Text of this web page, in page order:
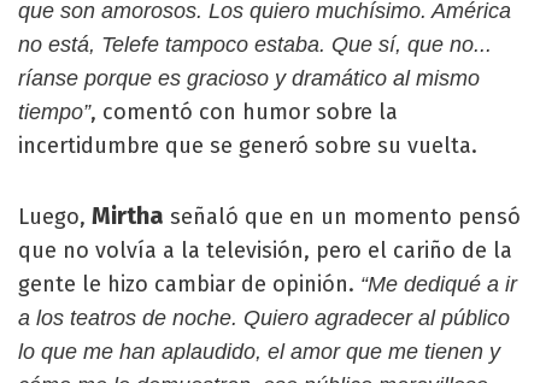
que son amorosos. Los quiero muchísimo. América
no está, Telefe tampoco estaba. Que sí, que no...
ríanse porque es gracioso y dramático al mismo
tiempo”, comentó con humor sobre la
incertidumbre que se generó sobre su vuelta.
Luego, Mirtha señaló que en un momento pensó
que no volvía a la televisión, pero el cariño de la
gente le hizo cambiar de opinión. “Me dediqué a ir
a los teatros de noche. Quiero agradecer al público
lo que me han aplaudido, el amor que me tienen y